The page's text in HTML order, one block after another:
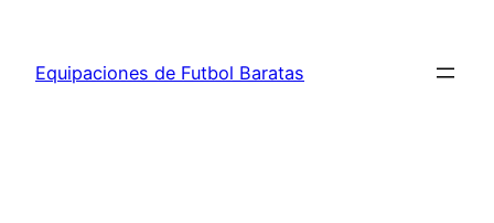
contenido
Equipaciones de Futbol Baratas